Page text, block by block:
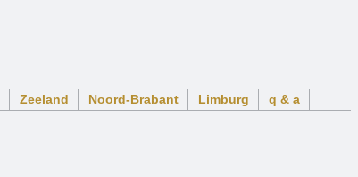
Zeeland Noord-Brabant Limburg q & a